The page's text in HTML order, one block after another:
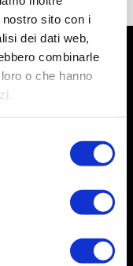
sito con i
dei dati web,
combinarle
o che hanno